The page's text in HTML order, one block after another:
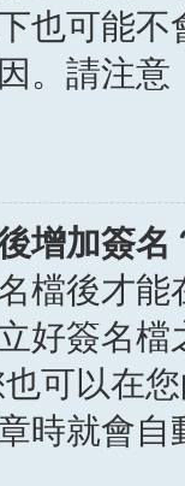
也可能
。請注
增加簽名
檔後才
好簽名
可以在
時就會自